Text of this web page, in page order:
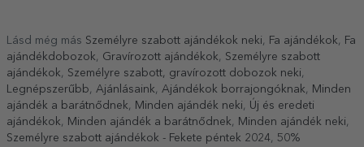
Lásd még más Személyre szabott ajándékok neki Fa ajándékok
Fa
ajándékdobozok
Gravírozott ajándékok
Személyre szabott
ajándékok
Személyre szabott, gravírozott dobozok neki
Legnépszerűbb
Ajánlásaink Ajándékok borrajongóknak
Minden
ajándék a barátnődnek
Minden ajándék neki
Új és eredeti
ajándékok
Minden ajándék a barátnődnek Minden ajándék neki
Személyre szabott ajándékok - Fekete péntek 2024
50%